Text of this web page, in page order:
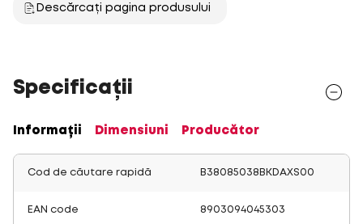
Descărcați pagina produsului
Specificații
Informații Dimensiuni Producător
Cod de căutare rapidă B38085038BKDAXS00
EAN code 8903094045303